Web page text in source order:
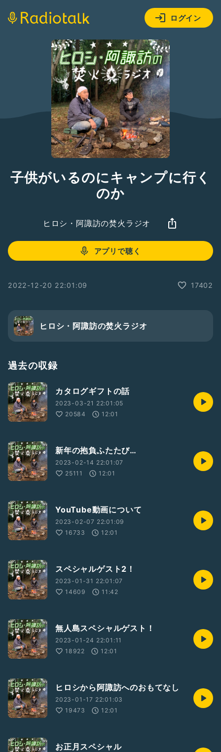
ログイン
子供がいるのにキャンプに行く
のか
ヒロシ・阿諏訪の焚火ラジオ
アプリで聴く
2022-12-20 22:01:09 17402
ヒロシ・阿諏訪の焚火ラジオ
過去の収録
カタログギフトの話
2023-03-21 22:01:05
20584
12:01
新年の抱負ふたたび…
2023-02-14 22:01:07
25111
12:01
YouTube動画について
2023-02-07 22:01:09
16733
12:01
スペシャルゲスト2！
2023-01-31 22:01:07
14609
11:42
無人島スペシャルゲスト！
2023-01-24 22:01:11
18922
12:01
ヒロシから阿諏訪へのおもてなし
2023-01-17 22:01:03
19473
12:01
お正月スペシャル